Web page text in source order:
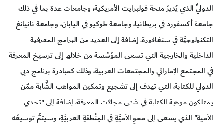
الدوليِّ الذي يُديرُ منحةَ فولبرايت الأمريكية، وجامعات عدة بما في ذلك
جامعة أكسفورد في بريطانيا، وجامعة طوكيو في اليابان، وجامعة نانيانغ
التكنولوجيَّة في سنغافورة. إضافة إلى العديد من البرامج المعرفية
الداخلية والخارجية التي تسعى المؤسَّسة من خلالها إلى ترسيخ المعرفة
في المجتمع الإماراتي والمجتمعات العربية، وذلك كمبادرة برنامج دبي
الدولي للكتابة، التي تهدف إلى تشجيع وتمكين المواهب الشَّابة ممَّن
يمتلكون موهبة الكتابة في شتى مجالات المعرفة، إضافة إلى "تحدي
الأمية" الذي يسعى إلى محوِ الأميَّةِ في المِنْطَقَةِ العربيَّةِ، وسيتمُّ توسيعُه